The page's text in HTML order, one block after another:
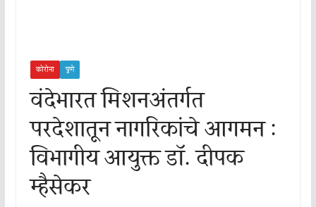
कोरोना पुणे
वंदेभारत मिशनअंतर्गत
परदेशातून नागरिकांचे आगमन :
विभागीय आयुक्त डॉ. दीपक
म्हैसेकर